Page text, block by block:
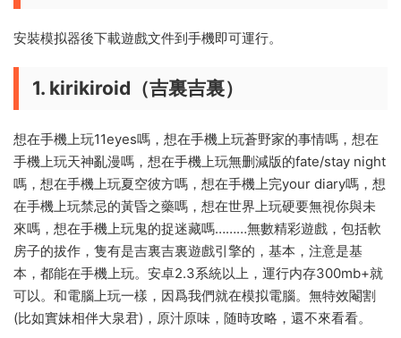
安裝模拟器後下載遊戲文件到手機即可運行。
1. kirikiroid（吉裏吉裏）
想在手機上玩11eyes嗎，想在手機上玩蒼野家的事情嗎，想在
手機上玩天神亂漫嗎，想在手機上玩無删減版的fate/stay night
嗎，想在手機上玩夏空彼方嗎，想在手機上完your diary嗎，想
在手機上玩禁忌的黃昏之藥嗎，想在世界上玩硬要無視你與未
來嗎，想在手機上玩鬼的捉迷藏嗎………無數精彩遊戲，包括軟
房子的拔作，隻有是吉裏吉裏遊戲引擎的，基本，注意是基
本，都能在手機上玩。安卓2.3系統以上，運行内存300mb+就
可以。和電腦上玩一樣，因爲我們就在模拟電腦。無特效閹割
(比如實妹相伴大泉君)，原汁原味，随時攻略，還不來看看。